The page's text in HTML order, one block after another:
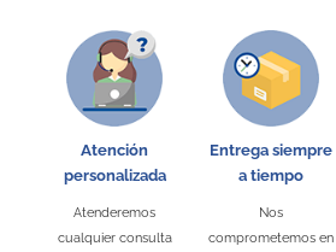
Atención
personalizada
Atenderemos
cualquier consulta
Entrega siempre
a tiempo
Nos
comprometemos en